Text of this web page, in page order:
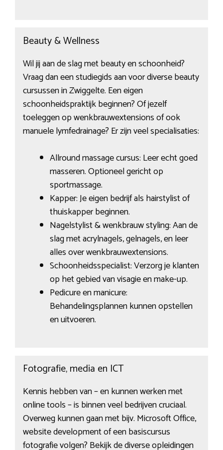
Beauty & Wellness
Wil jij aan de slag met beauty en schoonheid?
Vraag dan een studiegids aan voor diverse beauty
cursussen in Zwiggelte. Een eigen
schoonheidspraktijk beginnen? Of jezelf
toeleggen op wenkbrauwextensions of ook
manuele lymfedrainage? Er zijn veel specialisaties:
Allround massage cursus: Leer echt goed
masseren. Optioneel gericht op
sportmassage.
Kapper: Je eigen bedrijf als hairstylist of
thuiskapper beginnen.
Nagelstylist & wenkbrauw styling: Aan de
slag met acrylnagels, gelnagels, en leer
alles over wenkbrauwextensions.
Schoonheidsspecialist: Verzorg je klanten
op het gebied van visagie en make-up.
Pedicure en manicure:
Behandelingsplannen kunnen opstellen
en uitvoeren.
Fotografie, media en ICT
Kennis hebben van – en kunnen werken met
online tools – is binnen veel bedrijven cruciaal.
Overweg kunnen gaan met bijv. Microsoft Office,
website development of een basiscursus
fotografie volgen? Bekijk de diverse opleidingen